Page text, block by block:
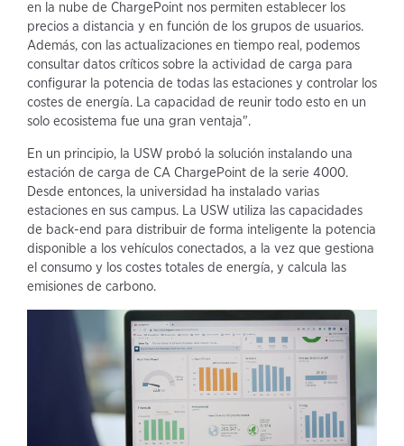
en la nube de ChargePoint nos permiten establecer los
precios a distancia y en función de los grupos de usuarios.
Además, con las actualizaciones en tiempo real, podemos
consultar datos críticos sobre la actividad de carga para
configurar la potencia de todas las estaciones y controlar los
costes de energía. La capacidad de reunir todo esto en un
solo ecosistema fue una gran ventaja".
En un principio, la USW probó la solución instalando una
estación de carga de CA ChargePoint de la serie 4000.
Desde entonces, la universidad ha instalado varias
estaciones en sus campus. La USW utiliza las capacidades
de back-end para distribuir de forma inteligente la potencia
disponible a los vehículos conectados, a la vez que gestiona
el consumo y los costes totales de energía, y calcula las
emisiones de carbono.